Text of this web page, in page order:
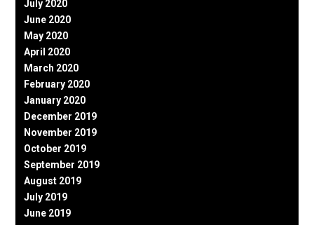
July 2020
June 2020
May 2020
April 2020
March 2020
February 2020
January 2020
December 2019
November 2019
October 2019
September 2019
August 2019
July 2019
June 2019